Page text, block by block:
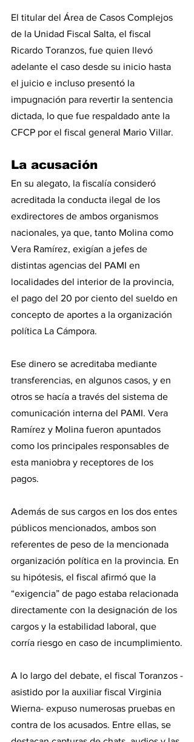
El titular del Área de Casos Complejos
de la Unidad Fiscal Salta, el fiscal
Ricardo Toranzos, fue quien llevó
adelante el caso desde su inicio hasta
el juicio e incluso presentó la
impugnación para revertir la sentencia
dictada, lo que fue respaldado ante la
CFCP por el fiscal general Mario Villar.
La acusación
En su alegato, la fiscalía consideró
acreditada la conducta ilegal de los
exdirectores de ambos organismos
nacionales, ya que, tanto Molina como
Vera Ramírez, exigían a jefes de
distintas agencias del PAMI en
localidades del interior de la provincia,
el pago del 20 por ciento del sueldo en
concepto de aportes a la organización
política La Cámpora.
Ese dinero se acreditaba mediante
transferencias, en algunos casos, y en
otros se hacía a través del sistema de
comunicación interna del PAMI. Vera
Ramírez y Molina fueron apuntados
como los principales responsables de
esta maniobra y receptores de los
pagos.
Además de sus cargos en los dos entes
públicos mencionados, ambos son
referentes de peso de la mencionada
organización política en la provincia. En
su hipótesis, el fiscal afirmó que la
“exigencia” de pago estaba relacionada
directamente con la designación de los
cargos y la estabilidad laboral, que
corría riesgo en caso de incumplimiento.
A lo largo del debate, el fiscal Toranzos -
asistido por la auxiliar fiscal Virginia
Wierna- expuso numerosas pruebas en
contra de los acusados. Entre ellas, se